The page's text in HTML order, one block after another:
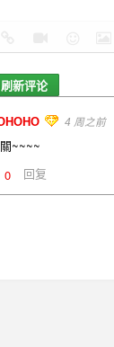
刷新评论
4 周之前
~~~~
0
回复